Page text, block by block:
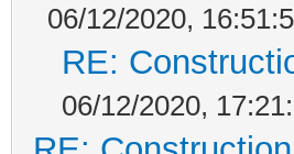
06/12/2020,
RE:
06/12/2020,